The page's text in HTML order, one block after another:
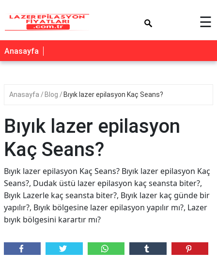
☰
Anasayfa
Anasayfa Blog Bıyık lazer epilasyon Kaç Seans?
Bıyık lazer epilasyon
Kaç Seans?
Bıyık lazer epilasyon Kaç Seans? Bıyık lazer epilasyon Kaç
Seans?, Dudak üstü lazer epilasyon kaç seansta biter?,
Bıyık Lazerle kaç seansta biter?, Bıyık lazer kaç günde bir
yapılır?, Bıyık bölgesine lazer epilasyon yapılır mı?, Lazer
bıyık bölgesini karartır mı?